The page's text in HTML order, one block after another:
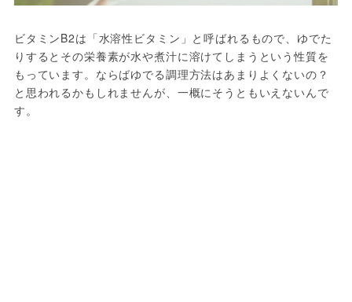
ビタミンB2は「水溶性ビタミン」と呼ばれるもので、ゆでた
りするとその栄養素が水や煮汁に溶けてしまうという性質を
もっています。ならばゆでる調理方法はあまりよくないの？
と思われるかもしれませんが、一概にそうともいえないんで
す。